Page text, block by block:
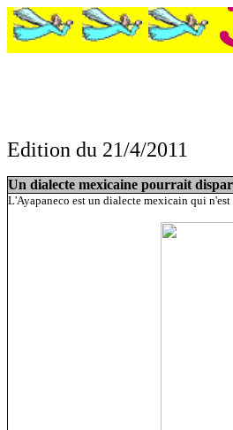
Edition du 21/4/2011
Un dialecte mexicaine pourrait
L'Ayapaneco est un dialecte mexicain qui n'est